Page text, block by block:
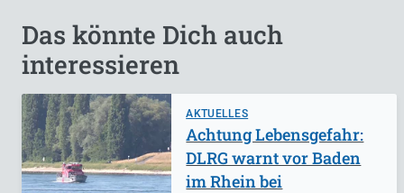
Das könnte Dich auch
interessieren
AKTUELLES
Achtung Lebensgefahr:
DLRG warnt vor Baden
im Rhein bei